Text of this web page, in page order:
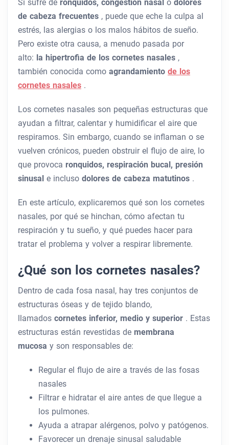
Si sufre de ronquidos, congestión nasal o dolores
de cabeza frecuentes , puede que eche la culpa al
estrés, las alergias o los malos hábitos de sueño.
Pero existe otra causa, a menudo pasada por
alto: la hipertrofia de los cornetes nasales ,
también conocida como agrandamiento de los
cornetes nasales .
Los cornetes nasales son pequeñas estructuras que
ayudan a filtrar, calentar y humidificar el aire que
respiramos. Sin embargo, cuando se inflaman o se
vuelven crónicos, pueden obstruir el flujo de aire, lo
que provoca ronquidos, respiración bucal, presión
sinusal e incluso dolores de cabeza matutinos .
En este artículo, explicaremos qué son los cornetes
nasales, por qué se hinchan, cómo afectan tu
respiración y tu sueño, y qué puedes hacer para
tratar el problema y volver a respirar libremente.
¿Qué son los cornetes nasales?
Dentro de cada fosa nasal, hay tres conjuntos de
estructuras óseas y de tejido blando,
llamados cornetes inferior, medio y superior . Estas
estructuras están revestidas de membrana
mucosa y son responsables de:
Regular el flujo de aire a través de las fosas
nasales
Filtrar e hidratar el aire antes de que llegue a
los pulmones.
Ayuda a atrapar alérgenos, polvo y patógenos.
Favorecer un drenaje sinusal saludable